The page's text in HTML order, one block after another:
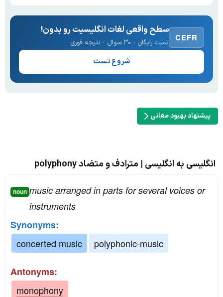
CEFR
سطح واقعی لغات انگلیسیت رو بدون!
تست رایگان · ۳۰ سوال · نتیجه فوری
شروع تست
پیشنهاد بهبود معانی
انگلیسی به انگلیسی | مترادف و متضاد polyphony
noun music arranged in parts for several voices or
instruments
Synonyms:
concerted music
polyphonic-music
Antonyms:
monophony